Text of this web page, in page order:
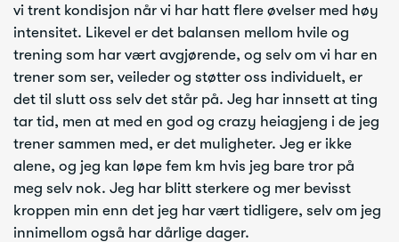
vi trent kondisjon når vi har hatt flere øvelser med høy
intensitet. Likevel er det balansen mellom hvile og
trening som har vært avgjørende, og selv om vi har en
trener som ser, veileder og støtter oss individuelt, er
det til slutt oss selv det står på. Jeg har innsett at ting
tar tid, men at med en god og crazy heiagjeng i de jeg
trener sammen med, er det muligheter. Jeg er ikke
alene, og jeg kan løpe fem km hvis jeg bare tror på
meg selv nok. Jeg har blitt sterkere og mer bevisst
kroppen min enn det jeg har vært tidligere, selv om jeg
innimellom også har dårlige dager.